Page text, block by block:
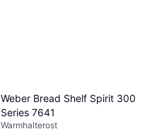
Weber Bread Shelf Spirit 300
Series 7641
Warmhalterost